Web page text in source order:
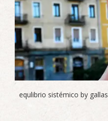
equlibrio sistémico by gallas